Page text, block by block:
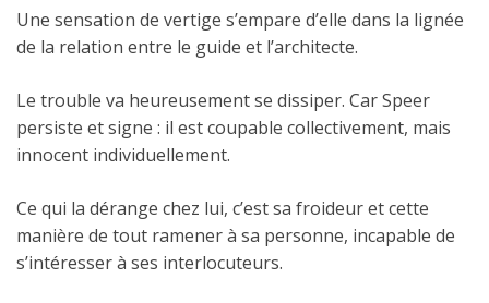
Une sensation de vertige s’empare d’elle dans la lignée
de la relation entre le guide et l’architecte.
Le trouble va heureusement se dissiper. Car Speer
persiste et signe : il est coupable collectivement, mais
innocent individuellement.
Ce qui la dérange chez lui, c’est sa froideur et cette
manière de tout ramener à sa personne, incapable de
s’intéresser à ses interlocuteurs.